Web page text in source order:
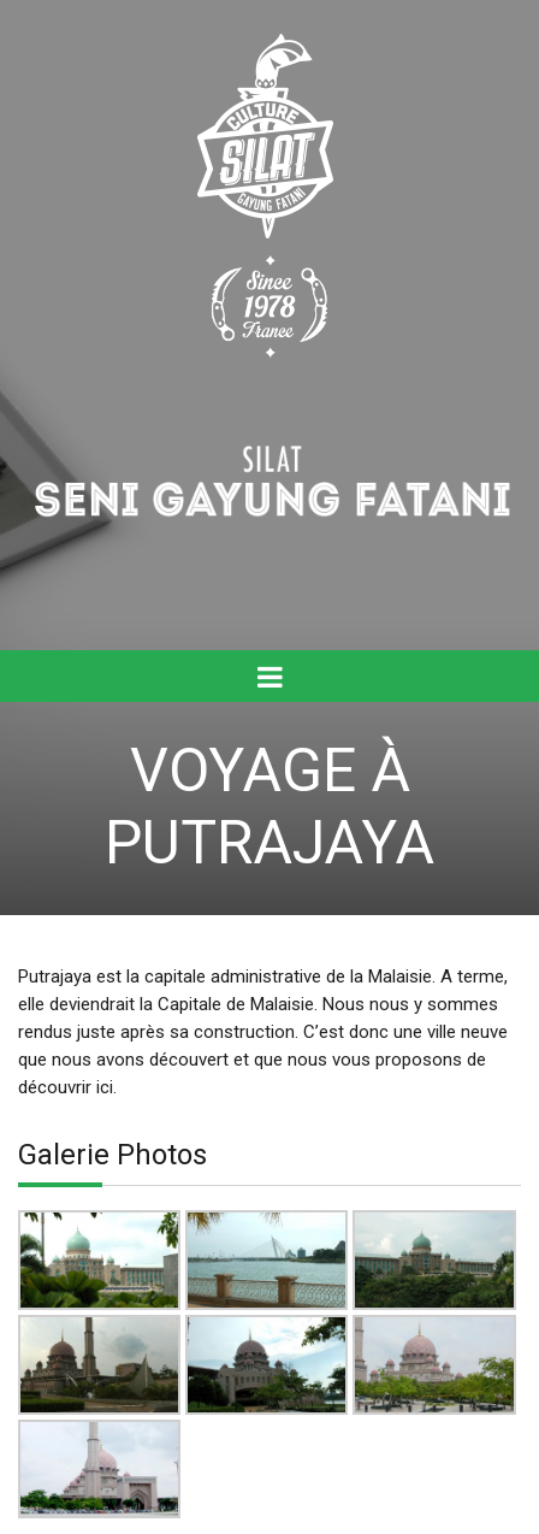
VOYAGE À
PUTRAJAYA
Putrajaya est la capitale administrative de la Malaisie. A terme,
elle deviendrait la Capitale de Malaisie. Nous nous y sommes
rendus juste après sa construction. C’est donc une ville neuve
que nous avons découvert et que nous vous proposons de
découvrir ici.
Galerie Photos